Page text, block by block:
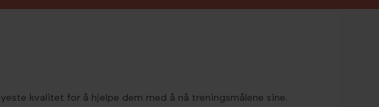
kvalitet for å hjelpe dem med å nå treningsmålene sine.